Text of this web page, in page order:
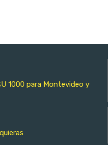
1000 para Montevideo y